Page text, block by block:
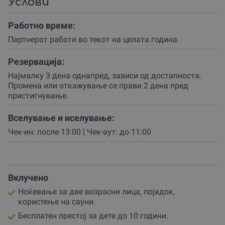
планината Голак, каде ќе пронајдеш гарантирана
свежина дури и во најжешките денови, те очекува
гостопримството на партнерот.
Сместувањето е во комфорна соба опремена со
пространа king-size спална, дизајнирана да обезбеди
максимален одмор и приватност.
По пријавувањето, имаш можност веднаш да се
препуштиш на топлината на сауните, што е одличен
начин за детоксикација и подготовка на организмот
за мирен сон.
слободно да ја истражиш недопрената природа пред
да се вратиш во топлината на објектот.
Врвот на твоето доживување е можноста за
споделување на романтични моменти во ресторанот
на ресортот, кој располага со капацитет од 45
седишта.
Работно време:
Партнерот работи во текот на целата година.
Резервација:
Најмалку 3 дена однапред, зависи од достапноста.
Промена или откажување се прави 2 дена пред
пристигнување.
Вселување и иселување:
Чек-ин: после 13:00 | Чек-аут: до 11:00
Вклучено
Ноќевање за две возрасни лица, појадок,
користење на сауни.
Бесплатен престој за дете до 10 години.